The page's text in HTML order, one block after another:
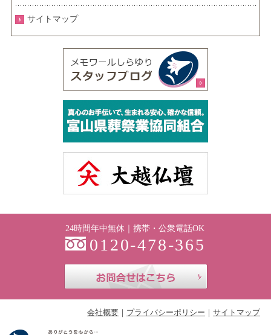
サイトマップ
24時間年中無休｜携帯・公衆電話OK
0120-478-365
会社概要 プライバシーポリシー サイトマップ